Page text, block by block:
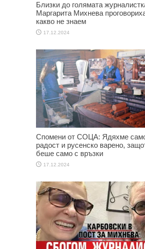
Близки до голямата
Маргарита Михнева
какво не знаем
17.12.2024
Спомени от СОЦА: Ядяхме
радост и русенско варено,
беше само с връзки
17.12.2024